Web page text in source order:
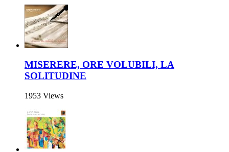
MISERERE, ORE VOLUBILI, LA
SOLITUDINE
1953 Views